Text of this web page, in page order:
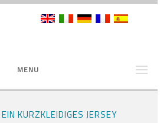
MENU
KURZKLEIDIGES JERSEY